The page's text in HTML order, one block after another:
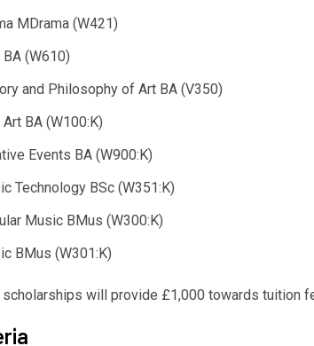
MDrama (W421)
BA (W610)
and Philosophy of Art BA (V350)
Art BA (W100:K)
Events BA (W900:K)
Technology BSc (W351:K)
Music BMus (W300:K)
BMus (W301:K)
will provide £1,000 towards tuition